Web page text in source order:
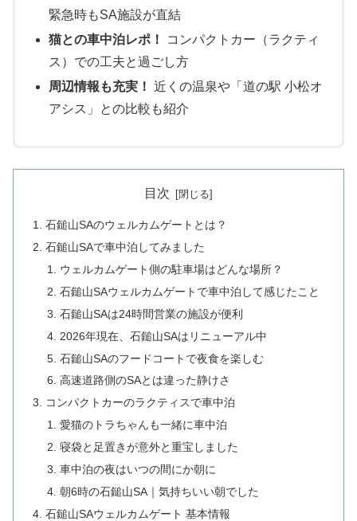
緊急時もSA施設が直結
猫との車中泊レポ！
コンパクトカー（ラクティ
ス）での工夫と過ごし方
周辺情報も充実！ 近くの温泉や「道の駅 小松オ
アシス」との比較も紹介
目次
石鎚山SAのウェルカムゲートとは？
石鎚山SAで車中泊してみました
ウェルカムゲート側の駐車場はどんな場所？
石鎚山SAウェルカムゲートで車中泊して感じたこと
石鎚山SAは24時間営業の施設が便利
2026年現在、石鎚山SAはリニューアル中
石鎚山SAのフードコートで夜食を楽しむ
高速道路側のSAとは違った静けさ
コンパクトカーのラクティスで車中泊
愛猫のトラちゃんも一緒に車中泊
寝袋と足置きが意外と重宝しました
車中泊の夜はいつの間にか朝に
朝6時の石鎚山SA｜気持ちいい朝でした
石鎚山SAウェルカムゲート 基本情報